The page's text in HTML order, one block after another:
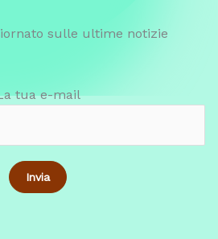
sulle ultime notizie
tua e-mail